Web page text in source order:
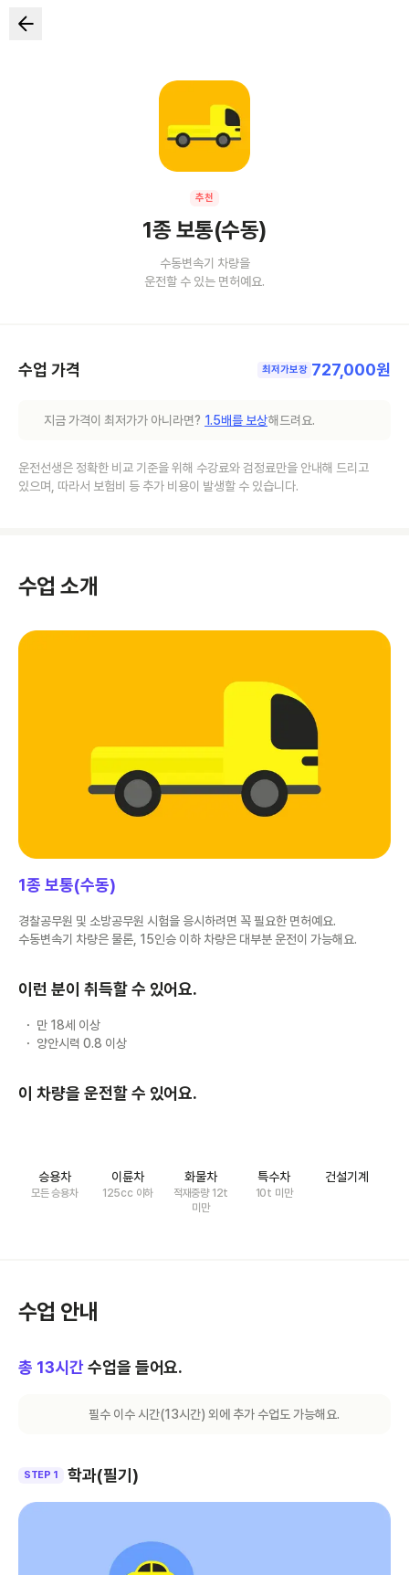
추천
1종 보통(수동)
수동변속기 차량을
운전할 수 있는 면허예요.
수업 가격 최저가보장 727,000원
지금 가격이 최저가가 아니라면? 1.5배를 보상해드려요.
운전선생은 정확한 비교 기준을 위해 수강료와 검정료만을 안내해 드리고
있으며, 따라서 보험비 등 추가 비용이 발생할 수 있습니다.
수업 소개
1종 보통(수동)
경찰공무원 및 소방공무원 시험을 응시하려면 꼭 필요한 면허예요.
수동변속기 차량은 물론, 15인승 이하 차량은 대부분 운전이 가능해요.
이런 분이 취득할 수 있어요.
만 18세 이상
양안시력 0.8 이상
이 차량을 운전할 수 있어요.
승용차
모든 승용차
이륜차
125cc 이하
화물차
적재중량 12t
미만
특수차
10t 미만
건설기계
수업 안내
총 13시간 수업을 들어요.
필수 이수 시간(13시간) 외에 추가 수업도 가능해요.
STEP 1 학과(필기)